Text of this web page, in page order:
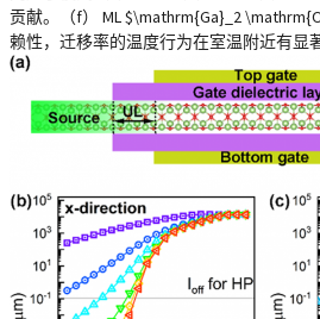
贡献。（f） ML $\mathrm{Ga}_2
赖性，迁移率的温度行为在室温附近有显